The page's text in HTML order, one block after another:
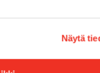
Näytä